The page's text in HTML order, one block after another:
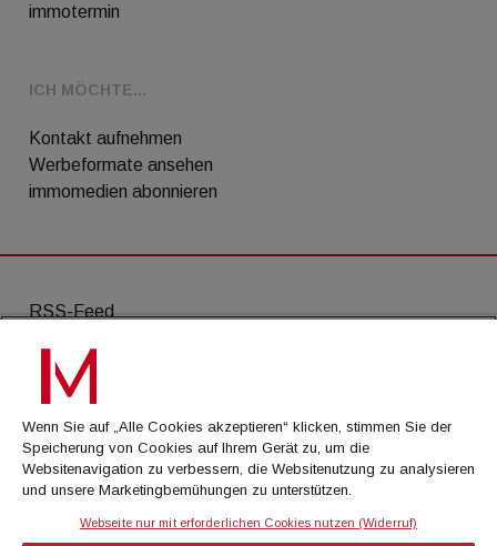
immotermin
ICH MÖCHTE...
Kontakt aufnehmen
Werbeformate ansehen
immomedien abonnieren
RSS-Feed
AGB
Datenschutz
Kontakt
Impressum
Wenn Sie auf „Alle Cookies akzeptieren“ klicken, stimmen Sie der
Speicherung von Cookies auf Ihrem Gerät zu, um die
Websitenavigation zu verbessern, die Websitenutzung zu analysieren
und unsere Marketingbemühungen zu unterstützen.
Webseite nur mit erforderlichen Cookies nutzen (Widerruf)